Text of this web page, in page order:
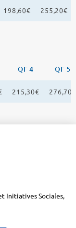
198,60€ 255,20€
QF 4 QF 5
215,30€ 276,70€
Initiatives Sociales,